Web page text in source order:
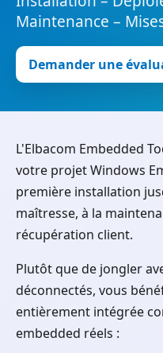
Maintenance –
Demander une
L'Elbacom Embedded
votre projet Windows
première installation
maîtresse, à la
récupération client.
Plutôt que de jongler
déconnectés, vous
entièrement intégrée
embedded réels :